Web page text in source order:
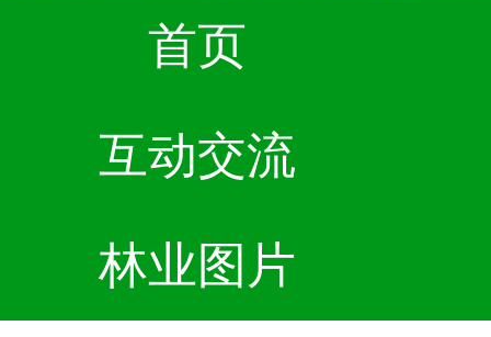
首页
互动交流
林业图片